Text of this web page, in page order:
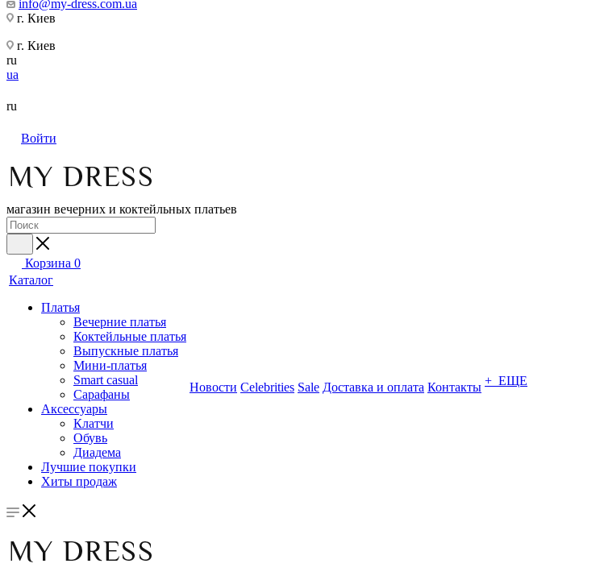
info@my-dress.com.ua
г. Киев
г. Киев
ru
ua
ru
Войти
магазин вечерних и коктейльных платьев
Корзина 0
Каталог
Платья
Вечерние платья
Коктейльные платья
Выпускные платья
Мини-платья
Smart casual
Сарафаны
Аксессуары
Клатчи
Обувь
Диадема
Лучшие покупки
Хиты продаж
Новости Celebrities Sale Доставка и оплата Контакты + ЕЩЕ